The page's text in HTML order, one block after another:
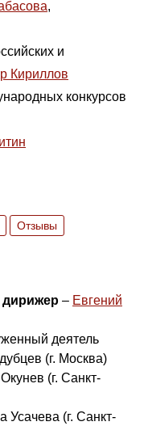
,
и
Кириллов
конкурсов
Отзывы
дирижер – Евгений
деятель
(г. Москва)
(г. Санкт-
Усачева (г. Санкт-